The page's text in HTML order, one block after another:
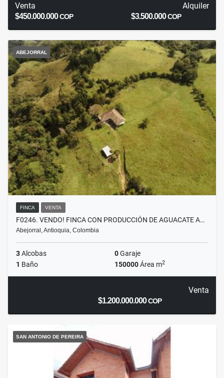
Venta
$450.000.000COP
Alquiler
$3.500.000COP
ABEJORRAL
FINCA VENTA
F0246. VENDO! FINCA CON PRODUCCIÓN DE AGUACATE A…
Abejorral, Antioquia, Colombia
3Alcobas 0Garaje
1 Baño 150000Área m2
Venta
$1.200.000.000COP
SAN ANTONIO DE PEREIRA